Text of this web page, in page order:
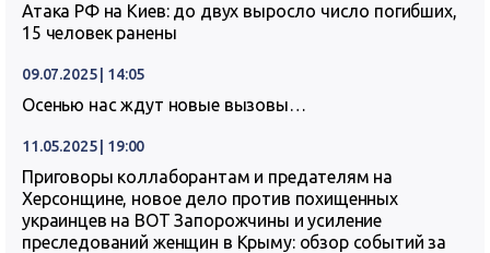
Атака РФ на Киев: до двух выросло число погибших,
15 человек ранены
09.07.2025 | 14:05
Осенью нас ждут новые вызовы…
11.05.2025 | 19:00
Приговоры коллаборантам и предателям на
Херсонщине, новое дело против похищенных
украинцев на ВОТ Запорожчины и усиление
преследований женщин в Крыму: обзор событий за